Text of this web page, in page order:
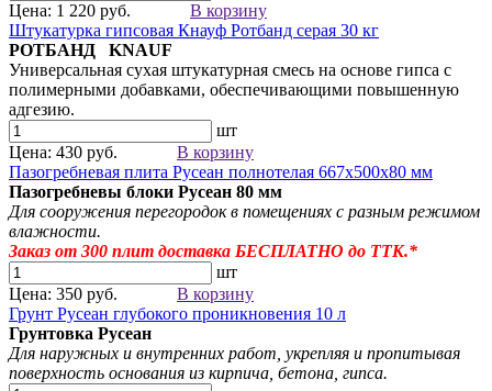
Цена: 1 220 руб.
В корзину
Штукатурка гипсовая Кнауф Ротбанд серая 30 кг
РОТБАНД KNAUF
Универсальная сухая штукатурная смесь на основе гипса с
полимерными добавками, обеспечивающими повышенную
адгезию.
шт
Цена: 430 руб.
В корзину
Пазогребневая плита Русеан полнотелая 667х500х80 мм
Пазогребневы блоки Русеан 80 мм
Для сооружения перегородок в помещениях с разным режимом
влажности.
Заказ от 300 плит доставка БЕСПЛАТНО до ТТК.*
шт
Цена: 350 руб.
В корзину
Грунт Русеан глубокого проникновения 10 л
Грунтовка Русеан
Для наружных и внутренних работ, укрепляя и пропитывая
поверхность основания из кирпича, бетона, гипса.